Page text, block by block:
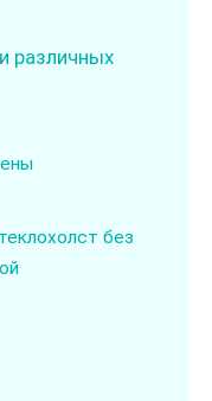
различных
без